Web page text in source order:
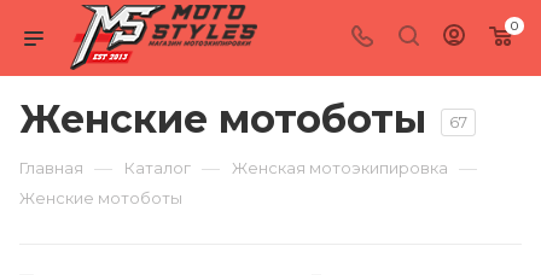
0
Женские мотоботы 67
Главная — Каталог — Женская мотоэкипировка —
Женские мотоботы